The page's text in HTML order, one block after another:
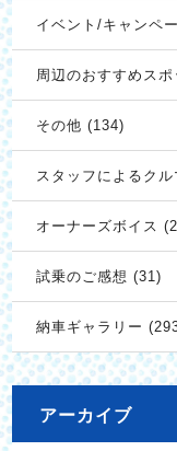
イベント/キャンペ
周辺のおすすめス
その他 (134)
スタッフによるク
オーナーズボイス
試乗のご感想 (31)
納車ギャラリー
アーカイブ